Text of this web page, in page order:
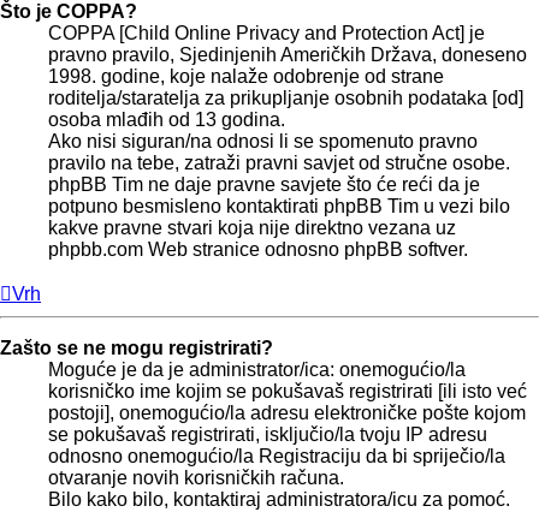
Što je COPPA?
COPPA [Child Online Privacy and Protection Act] je
pravno pravilo, Sjedinjenih Američkih Država, doneseno
1998. godine, koje nalaže odobrenje od strane
roditelja/staratelja za prikupljanje osobnih podataka [od]
osoba mlađih od 13 godina.
Ako nisi siguran/na odnosi li se spomenuto pravno
pravilo na tebe, zatraži pravni savjet od stručne osobe.
phpBB Tim ne daje pravne savjete što će reći da je
potpuno besmisleno kontaktirati phpBB Tim u vezi bilo
kakve pravne stvari koja nije direktno vezana uz
phpbb.com Web stranice odnosno phpBB softver.
Vrh
Zašto se ne mogu registrirati?
Moguće je da je administrator/ica: onemogućio/la
korisničko ime kojim se pokušavaš registrirati [ili isto već
postoji], onemogućio/la adresu elektroničke pošte kojom
se pokušavaš registrirati, isključio/la tvoju IP adresu
odnosno onemogućio/la Registraciju da bi spriječio/la
otvaranje novih korisničkih računa.
Bilo kako bilo, kontaktiraj administratora/icu za pomoć.